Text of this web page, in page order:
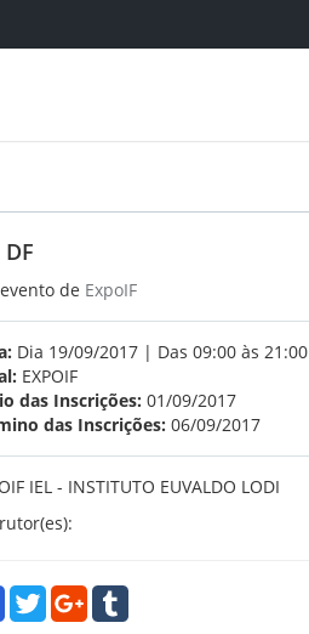
DF
de ExpoIF
Dia 19/09/2017 | Das 09:00 às 21:00
EXPOIF
das Inscrições: 01/09/2017
das Inscrições: 06/09/2017
IEL - INSTITUTO EUVALDO LODI